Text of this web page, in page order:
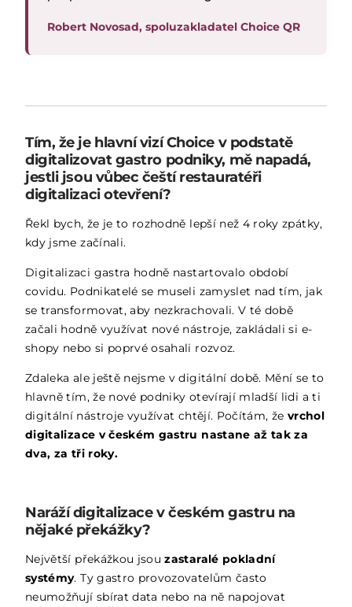
Robert Novosad, spoluzakladatel Choice QR
Tím, že je hlavní vizí Choice v podstatě
digitalizovat gastro podniky, mě napadá,
jestli jsou vůbec čeští restauratéři
digitalizaci otevření?
Řekl bych, že je to rozhodně lepší než 4 roky zpátky,
kdy jsme začínali.
Digitalizaci gastra hodně nastartovalo období
covidu. Podnikatelé se museli zamyslet nad tím, jak
se transformovat, aby nezkrachovali. V té době
začali hodně využívat nové nástroje, zakládali si e-
shopy nebo si poprvé osahali rozvoz.
Zdaleka ale ještě nejsme v digitální době. Mění se to
hlavně tím, že nové podniky otevírají mladší lidi a ti
digitální nástroje využívat chtějí. Počítám, že vrchol
digitalizace v českém gastru nastane až tak za
dva, za tři roky.
Naráží digitalizace v českém gastru na
nějaké překážky?
Největší překážkou jsouzastaralé pokladní
systémy. Ty gastro provozovatelům často
neumožňují sbírat data nebo na ně napojovat